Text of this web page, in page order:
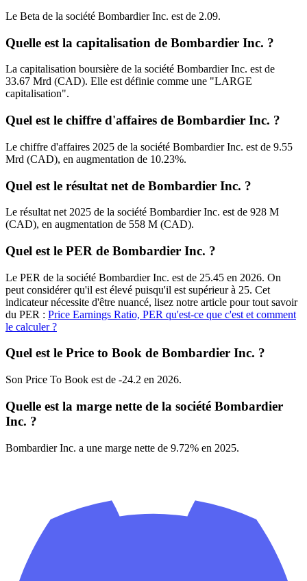
Le Beta de la société Bombardier Inc. est de 2.09.
Quelle est la capitalisation de Bombardier Inc. ?
La capitalisation boursière de la société Bombardier Inc. est de
33.67 Mrd (CAD). Elle est définie comme une "LARGE
capitalisation".
Quel est le chiffre d'affaires de Bombardier Inc. ?
Le chiffre d'affaires 2025 de la société Bombardier Inc. est de 9.55
Mrd (CAD), en augmentation de 10.23%.
Quel est le résultat net de Bombardier Inc. ?
Le résultat net 2025 de la société Bombardier Inc. est de 928 M
(CAD), en augmentation de 558 M (CAD).
Quel est le PER de Bombardier Inc. ?
Le PER de la société Bombardier Inc. est de 25.45 en 2026. On
peut considérer qu'il est élevé puisqu'il est supérieur à 25. Cet
indicateur nécessite d'être nuancé, lisez notre article pour tout savoir
du PER : Price Earnings Ratio, PER qu'est-ce que c'est et comment
le calculer ?
Quel est le Price to Book de Bombardier Inc. ?
Son Price To Book est de -24.2 en 2026.
Quelle est la marge nette de la société Bombardier
Inc. ?
Bombardier Inc. a une marge nette de 9.72% en 2025.